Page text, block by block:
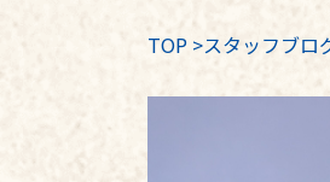
TOP >スタッフブロ